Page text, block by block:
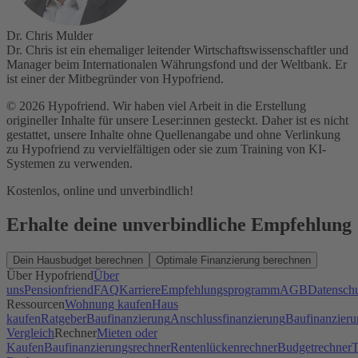
Dr. Chris Mulder
Dr. Chris ist ein ehemaliger leitender Wirtschaftswissenschaftler und
Manager beim Internationalen Währungsfond und der Weltbank. Er
ist einer der Mitbegründer von Hypofriend.
© 2026 Hypofriend. Wir haben viel Arbeit in die Erstellung
origineller Inhalte für unsere Leser:innen gesteckt. Daher ist es nicht
gestattet, unsere Inhalte ohne Quellenangabe und ohne Verlinkung
zu Hypofriend zu vervielfältigen oder sie zum Training von KI-
Systemen zu verwenden.
Kostenlos, online und unverbindlich!
Erhalte deine unverbindliche Empfehlung
Dein Hausbudget berechnen Optimale Finanzierung berechnen
Über HypofriendÜber
unsPensionfriendFAQKarriereEmpfehlungsprogrammAGB
RessourcenWohnung kaufenHaus
kaufenRatgeberBaufinanzierungAnschlussfinanzierung
VergleichRechnerMieten oder
KaufenBaufinanzierungsrechnerRentenlückenrechnerBudgetrechner